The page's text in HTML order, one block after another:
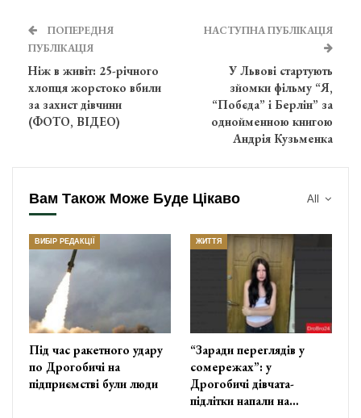
ПОПЕРЕДНЯ
ПУБЛІКАЦІЯ
Ніж в живіт: 25-річного
хлопця жорстоко вбили
за захист дівчини
(ФОТО, ВІДЕО)
НАСТУПНА ПУБЛІКАЦІЯ
У Львові стартують
зйомки фільму “Я,
“Побєда” і Берлін” за
однойменною книгою
Андрія Кузьменка
All
Вам Також Може Буде Цікаво
ВИБІР РЕДАКЦІЇ
Під час ракетного удару
по Дрогобичі на
підприємстві були люди
ЖИТТЯ
“Заради переглядів у
сомережах”: у
Дрогобичі дівчата-
підлітки напали на…